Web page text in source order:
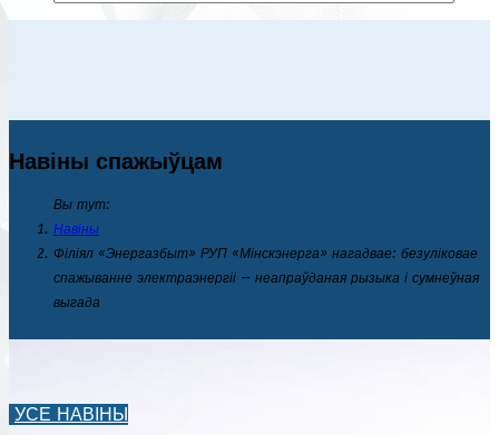
Навіны спажыўцам
Вы тут:
Навіны
Філіял «Энергазбыт» РУП «Мінскэнерга» нагадвае: безуліковае
спажыванне электраэнергіі — неапраўданая рызыка і сумнеўная
выгада
УСЕ НАВІНЫ